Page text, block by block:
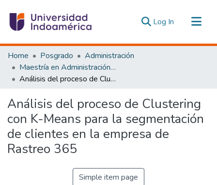
Log In (current)
Communities & Collections
All of DSpace
Statistics
Estadísticas Externas
Home Posgrado
Administración
Maestría en Administración de Empresas con Mención en Innovación y Dirección Estratégica
Análisis del proceso de Clustering con K-Means para la segmentación de clientes en la empresa de Rastreo 365
Análisis del proceso de Clustering
con K-Means para la segmentación
de clientes en la empresa de
Rastreo 365
Simple item page